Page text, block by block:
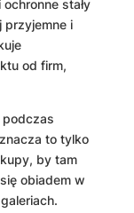
stały
przyjemne i
od firm,
podczas
to tylko
by tam
obiadem w